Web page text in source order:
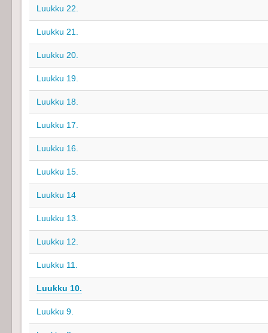
Luukku 22.
Luukku 21.
Luukku 20.
Luukku 19.
Luukku 18.
Luukku 17.
Luukku 16.
Luukku 15.
Luukku 14
Luukku 13.
Luukku 12.
Luukku 11.
Luukku 10.
Luukku 9.